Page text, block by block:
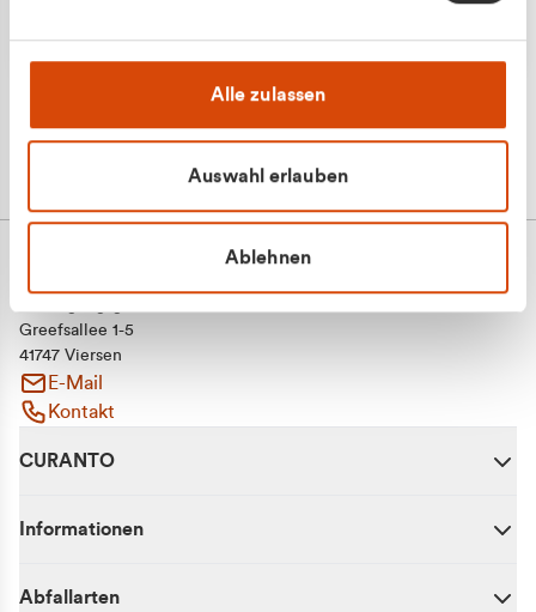
Alle zulassen
Auswahl erlauben
Ablehnen
Greefsallee 1-5
41747 Viersen
E-Mail
Kontakt
CURANTO
Informationen
Abfallarten